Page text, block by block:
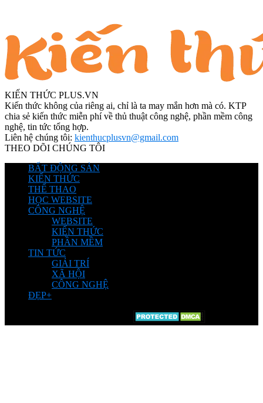
KIẾN THỨC PLUS.VN
Kiến thức không của riêng ai, chỉ là ta may mắn hơn mà có. KTP
chia sẻ kiến thức miễn phí về thủ thuật công nghệ, phần mềm công
nghệ, tin tức tổng hợp.
Liên hệ chúng tôi: kienthucplusvn@gmail.com
THEO DÕI CHÚNG TÔI
BẤT ĐỘNG SẢN
KIẾN THỨC
THỂ THAO
HỌC WEBSITE
CÔNG NGHỆ
WEBSITE
KIẾN THỨC
PHẦN MỀM
TIN TỨC
GIẢI TRÍ
XÃ HỘI
CÔNG NGHỆ
ĐẸP+